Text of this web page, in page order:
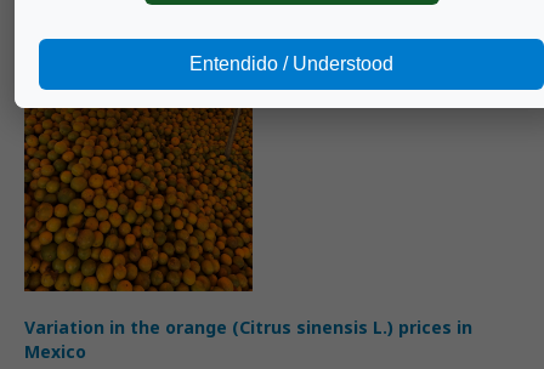
Variation in the orange (Citrus sinensis L.) prices in
Mexico
Entendido / Understood